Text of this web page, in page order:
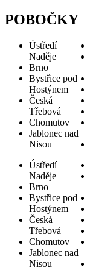
POBOČKY
Ústředí
Naděje
Brno
Bystřice pod
Hostýnem
Česká
Třebová
Chomutov
Jablonec nad
Nisou
Ústředí
Naděje
Brno
Bystřice pod
Hostýnem
Česká
Třebová
Chomutov
Jablonec nad
Nisou